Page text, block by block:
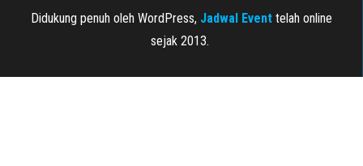
Didukung penuh oleh WordPress, Jadwal Event telah online
sejak 2013.